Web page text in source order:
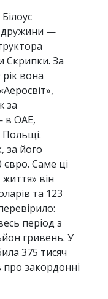
—
Скрипки. За
вона
за
в ОАЕ,
Польщі.
за його
євро. Саме ці
він
та 123
період з
гривень. У
375 тисяч
закордонні